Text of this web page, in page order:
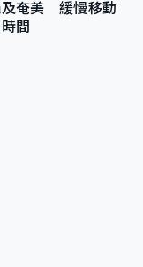
及奄美 緩慢移動
時間